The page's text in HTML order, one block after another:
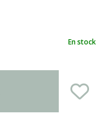
En stock